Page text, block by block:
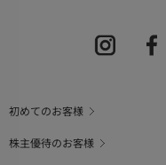
初めてのお客様
株主優待のお客様